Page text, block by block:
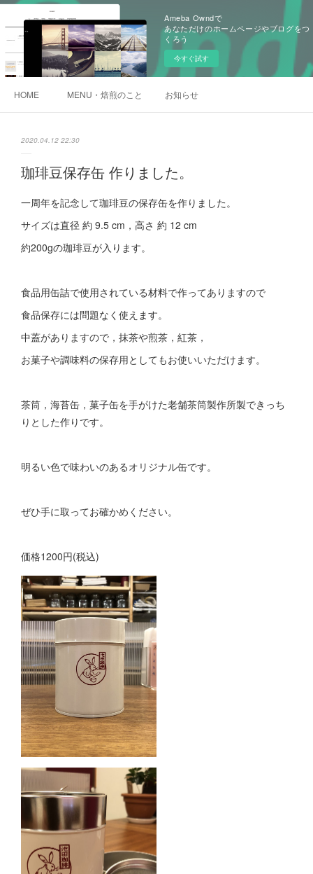
Ameba Owndで
あなただけのホームページやブログをつ
くろう
今すぐ試す
HOME MENU・焙煎のこと お知らせ
2020.04.12 22:30
珈琲豆保存缶 作りました。
一周年を記念して珈琲豆の保存缶を作りました。
サイズは直径 約 9.5 cm，高さ 約 12 cm
約200gの珈琲豆が入ります。
食品用缶詰で使用されている材料で作ってありますので
食品保存には問題なく使えます。
中蓋がありますので，抹茶や煎茶，紅茶，
お菓子や調味料の保存用としてもお使いいただけます。
茶筒，海苔缶，菓子缶を手がけた老舗茶筒製作所製できっち
りとした作りです。
明るい色で味わいのあるオリジナル缶です。
ぜひ手に取ってお確かめください。
価格1200円(税込)